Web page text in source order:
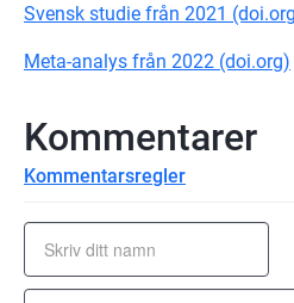
Svensk studie från 2021
Meta-analys från 2022 (doi.org)
Kommentarsregler
Kommentarer